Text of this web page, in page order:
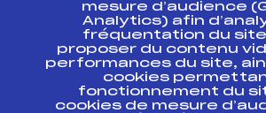
Ressources
Pass’Neige
Projet sportif fédéral
Projet de performance
mesure d’audience
Analytics) afin
fréquentation du
proposer du contenu
performances du site,
cookies
fonctionnement du
cookies de mesure